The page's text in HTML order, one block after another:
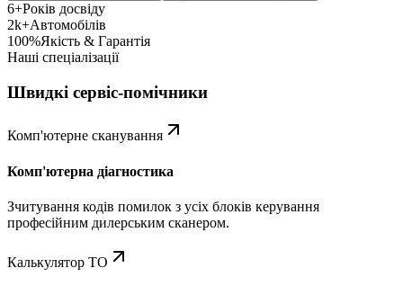
6+Років досвіду
2k+Автомобілів
100%Якість & Гарантія
Наші спеціалізації
Швидкі сервіс-помічники
Комп'ютерне сканування
Комп'ютерна діагностика
Зчитування кодів помилок з усіх блоків керування
професійним дилерським сканером.
Калькулятор ТО